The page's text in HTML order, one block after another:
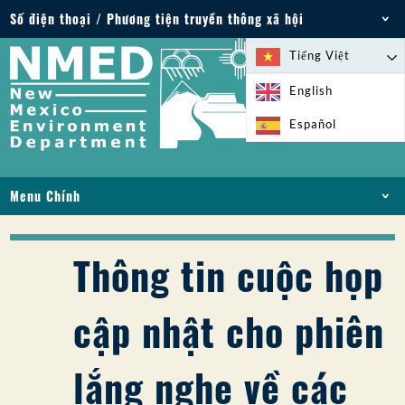
Số điện thoại / Phương tiện truyền thông xã hội
Điện thoại: 505-827-2855
1-800-219-6157
Trường hợp khẩn cấp về môi trường: 505-827-
9329 (24 giờ)
Tiếng Việt
English
Español
Menu Chính
GIẤY PHÉP VÀ GIẤY PHÉP
TUÂN THỦ VÀ THỰC THI
PFAS Ở NM
DỊCH VỤ TRỰC TUYẾN
Thông tin cuộc họp
cập nhật cho phiên
lắng nghe về các